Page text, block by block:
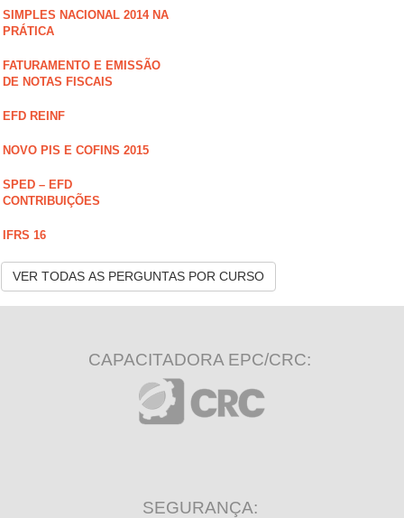
SIMPLES NACIONAL 2014 NA
PRÁTICA
FATURAMENTO E EMISSÃO
DE NOTAS FISCAIS
EFD REINF
NOVO PIS E COFINS 2015
SPED – EFD
CONTRIBUIÇÕES
IFRS 16
VER TODAS AS PERGUNTAS POR CURSO
CAPACITADORA EPC/CRC:
SEGURANÇA: